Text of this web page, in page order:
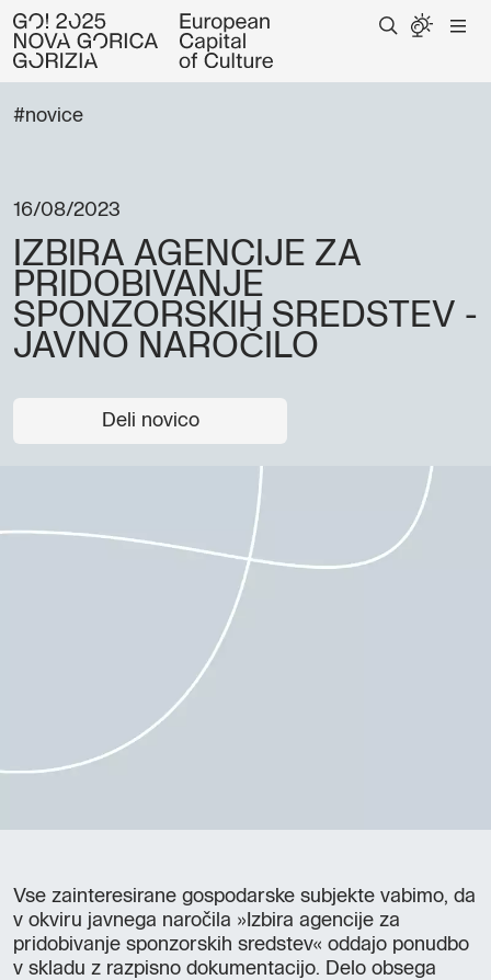
#novice
16/08/2023
IZBIRA AGENCIJE ZA
PRIDOBIVANJE
SPONZORSKIH SREDSTEV -
JAVNO NAROČILO
Deli novico
Vse zainteresirane gospodarske subjekte vabimo, da
v okviru javnega naročila »Izbira agencije za
pridobivanje sponzorskih sredstev« oddajo ponudbo
v skladu z razpisno dokumentacijo. Delo obsega